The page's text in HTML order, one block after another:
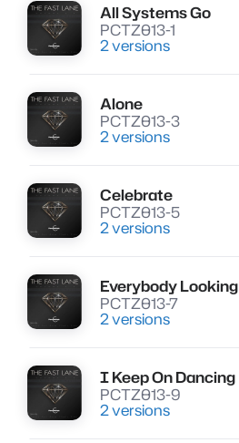
Lire
All Systems Go
PCTZ013-1
2 versions
Lire
Alone
PCTZ013-3
2 versions
Lire
Celebrate
PCTZ013-5
2 versions
Lire
Everybody Looking
PCTZ013-7
2 versions
Lire
I Keep On Dancing
PCTZ013-9
2 versions